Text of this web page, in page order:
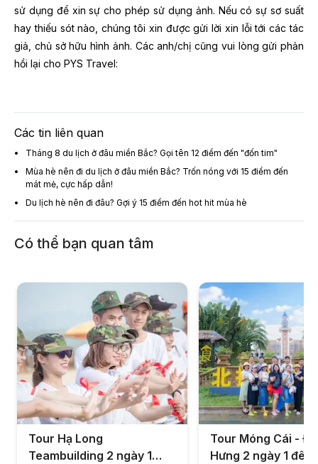
sử dụng để xin sự cho phép sử dụng ảnh. Nếu có sự sơ suất
hay thiếu sót nào, chúng tôi xin được gửi lời xin lỗi tới các tác
giả, chủ sở hữu hình ảnh. Các anh/chị cũng vui lòng gửi phản
hồi lại cho PYS Travel:
Các tin liên quan
Tháng 8 du lịch ở đâu miền Bắc? Gọi tên 12 điểm đến "đốn tim"
Mùa hè nên đi du lịch ở đâu miền Bắc? Trốn nóng với 15 điểm đến
mát mẻ, cực hấp dẫn!
Du lịch hè nên đi đâu? Gợi ý 15 điểm đến hot hit mùa hè
Có thể bạn quan tâm
Tour Hạ Long
Teambuilding 2 ngày 1
Tour Móng Cái -
Hưng 2 ngày 1